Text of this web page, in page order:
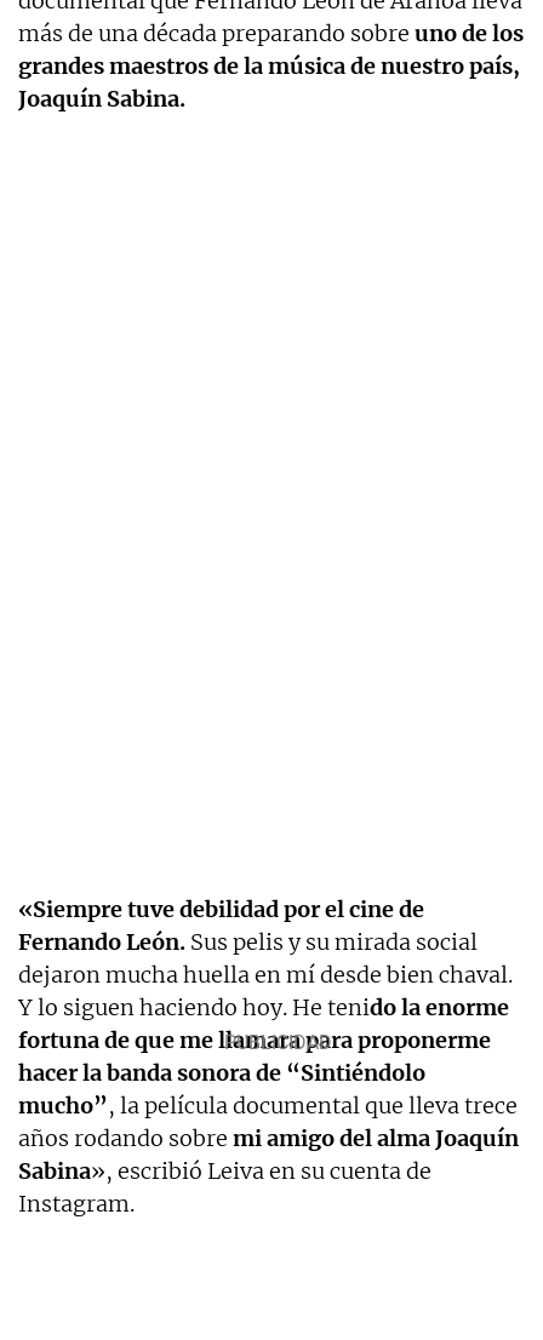
más de una década preparando sobre uno de los
grandes maestros de la música de nuestro país,
Joaquín Sabina.
«Siempre tuve debilidad por el cine de
Fernando León. Sus pelis y su mirada social
dejaron mucha huella en mí desde bien chaval.
Y lo siguen haciendo hoy. He tenido la enorme
fortuna de que me llamara para proponerme
hacer la banda sonora de “Sintiéndolo
mucho”, la película documental que lleva trece
años rodando sobre mi amigo del alma Joaquín
Sabina», escribió Leiva en su cuenta de
Instagram.